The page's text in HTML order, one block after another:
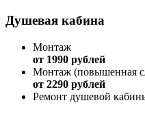
Душевая кабина
Монтаж
от 1990 рублей
Монтаж (повышенная
от 2290 рублей
Ремонт душевой